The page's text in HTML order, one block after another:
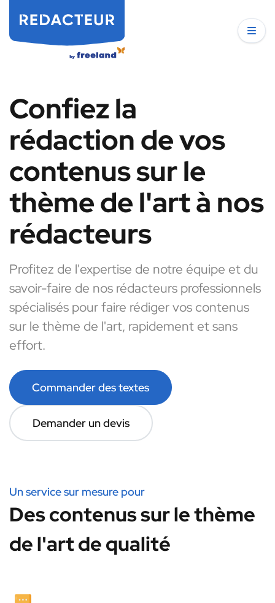
Confiez la
rédaction de vos
contenus sur le
thème de l'art à nos
rédacteurs
Profitez de l'expertise de notre équipe et du
savoir-faire de nos rédacteurs professionnels
spécialisés pour faire rédiger vos contenus
sur le thème de l'art, rapidement et sans
effort.
Commander des textes
Demander un devis
Un service sur mesure pour
Des contenus sur le thème
de l'art de qualité